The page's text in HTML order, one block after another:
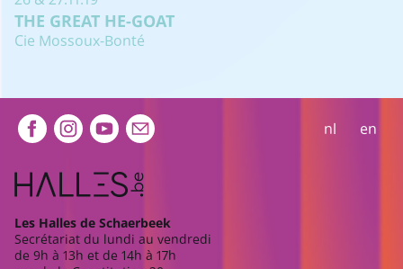
THE GREAT HE-GOAT
Cie Mossoux-Bonté
Extra navigation nl en
Les Halles de Schaerbeek
Secrétariat du lundi au vendredi
de 9h à 13h et de 14h à 17h